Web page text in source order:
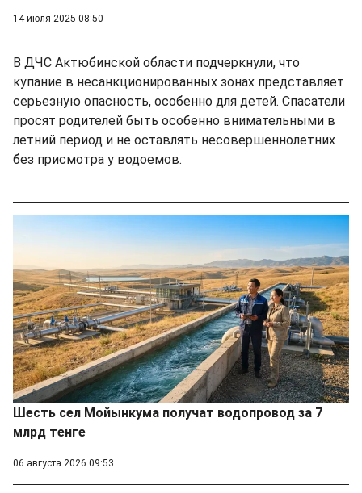
14 июля 2025 08:50
В ДЧС Актюбинской области подчеркнули, что
купание в несанкционированных зонах представляет
серьезную опасность, особенно для детей. Спасатели
просят родителей быть особенно внимательными в
летний период и не оставлять несовершеннолетних
без присмотра у водоемов.
Шесть сел Мойынкума получат водопровод за 7
млрд тенге
06 августа 2026 09:53